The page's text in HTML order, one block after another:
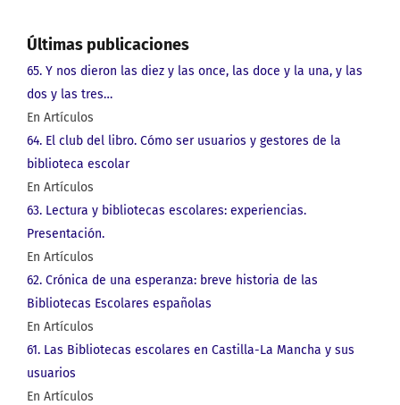
Últimas publicaciones
65. Y nos dieron las diez y las once, las doce y la una, y las
dos y las tres…
En Artículos
64. El club del libro. Cómo ser usuarios y gestores de la
biblioteca escolar
En Artículos
63. Lectura y bibliotecas escolares: experiencias.
Presentación.
En Artículos
62. Crónica de una esperanza: breve historia de las
Bibliotecas Escolares españolas
En Artículos
61. Las Bibliotecas escolares en Castilla-La Mancha y sus
usuarios
En Artículos